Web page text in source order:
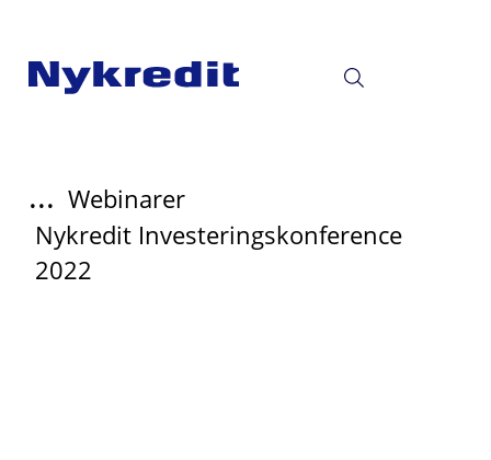
... Webinarer
Nykredit Investeringskonference
2022